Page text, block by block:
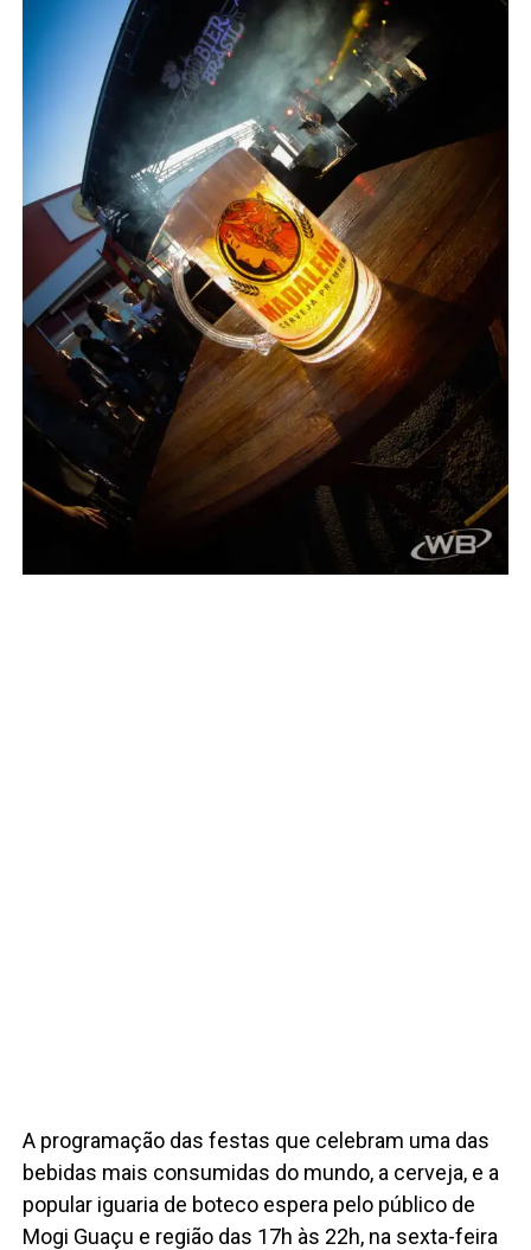
A programação das festas que celebram uma das
bebidas mais consumidas do mundo, a cerveja, e a
popular iguaria de boteco espera pelo público de
Mogi Guaçu e região das 17h às 22h, na sexta-feira